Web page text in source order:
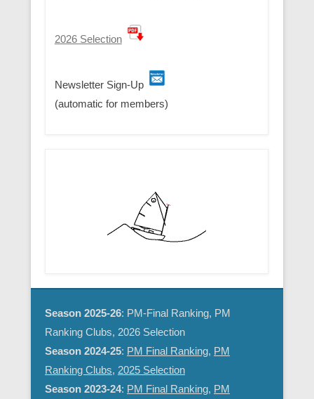
2026 Selection
Newsletter Sign-Up
(automatic for members)
Season 2025-26: PM-Final Ranking, PM
Ranking Clubs, 2026 Selection
Season 2024-25: PM Final Ranking, PM
Ranking Clubs, 2025 Selection
Season 2023-24: PM Final Ranking, PM